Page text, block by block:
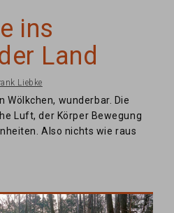
ins
Land
Liebke
wunderbar. Die
Luft, der Körper Bewegung
Also nichts wie raus